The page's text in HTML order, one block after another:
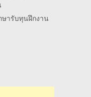
ษารับทุนฝึกงาน